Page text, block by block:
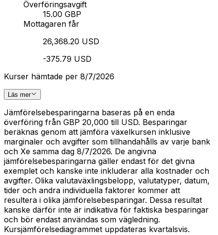
Överföringsavgift
15.00 GBP
Mottagaren får
26,368.20 USD
-375.79 USD
Kurser hämtade per 8/7/2026
Läs mer
Jämförelsebesparingarna baseras på en enda
överföring från GBP 20,000 till USD. Besparingar
beräknas genom att jämföra växelkursen inklusive
marginaler och avgifter som tillhandahålls av varje bank
och Xe samma dag 8/7/2026. De angivna
jämförelsebesparingarna gäller endast för det givna
exemplet och kanske inte inkluderar alla kostnader och
avgifter. Olika valutaväxlingsbelopp, valutatyper, datum,
tider och andra individuella faktorer kommer att
resultera i olika jämförelsebesparingar. Dessa resultat
kanske därför inte är indikativa för faktiska besparingar
och bör endast användas som vägledning.
Kursjämförelsediagrammet uppdateras kvartalsvis.